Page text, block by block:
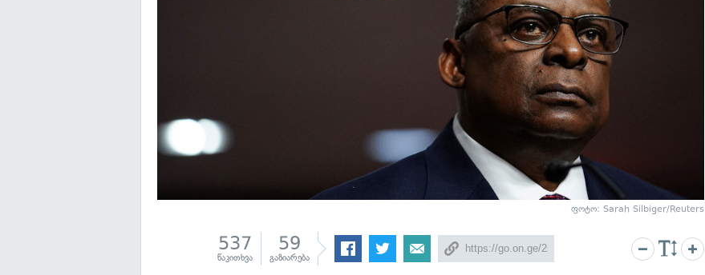
ფოტო: Sarah Silbiger/Reuters
537
წაკითხვა
59
გაზიარება